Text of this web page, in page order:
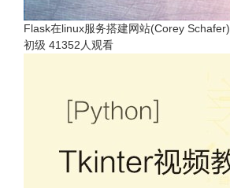
Flask在linux服务搭建网站(Corey Schafer)
初级 41352人观看